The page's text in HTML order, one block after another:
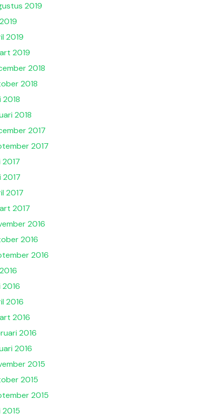
2019
2019
2019
2018
2018
2018
2018
2017
2017
2017
2017
2017
2017
2016
2016
2016
2016
2016
2016
2016
2016
2015
2015
2015
2015